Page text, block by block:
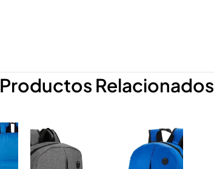
Productos Relacionados